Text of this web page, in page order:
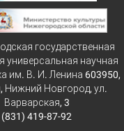
государственная
универсальная научная
им. В. И. Ленина 603950,
Нижний Новгород, ул.
Варварская, 3
(831) 419-87-92